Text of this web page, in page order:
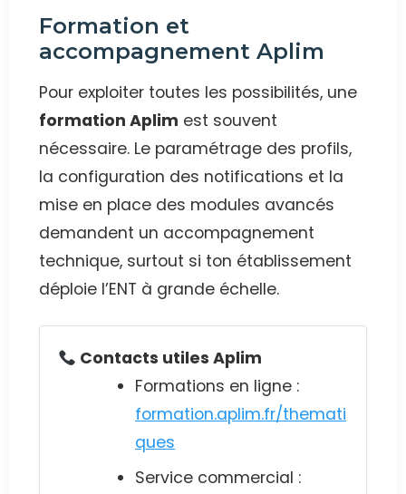
Formation et
accompagnement Aplim
Pour exploiter toutes les possibilités, une
formation Aplim est souvent
nécessaire. Le paramétrage des profils,
la configuration des notifications et la
mise en place des modules avancés
demandent un accompagnement
technique, surtout si ton établissement
déploie l’ENT à grande échelle.
Contacts utiles Aplim
Formations en ligne :
formation.aplim.fr/themati
ques
Service commercial :